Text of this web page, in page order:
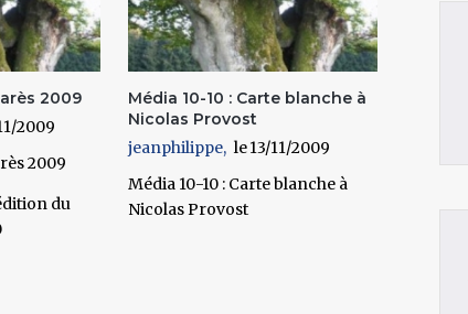
2009
2009
2009
du
Média 10-10 : Carte blanche à
Nicolas Provost
jeanphilippe
13/11/2009
Média 10-10 : Carte blanche à
Nicolas Provost